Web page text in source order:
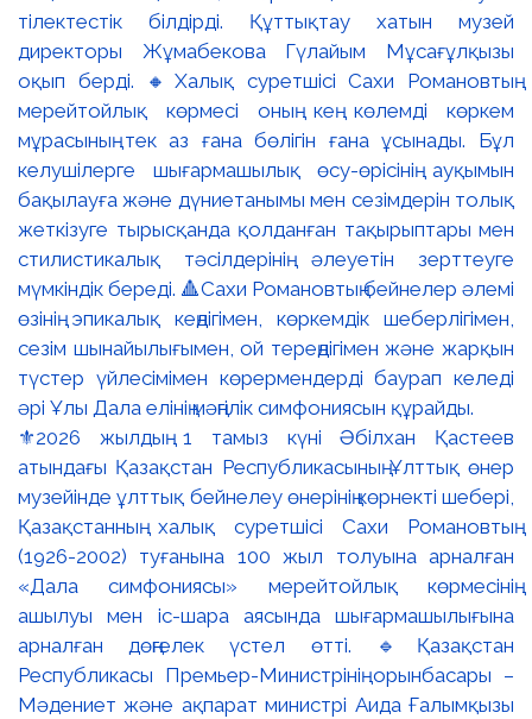
⚜️2026 жылдың 1 тамыз күні Әбілхан Қастеев
атындағы Қазақстан Республикасының Ұлттық өнер
музейінде ұлттық бейнелеу өнерінің көрнекті шебері,
Қазақстанның халық суретшісі Сахи Романовтың
(1926-2002) туғанына 100 жыл толуына арналған
«Дала симфониясы» мерейтойлық көрмесінің
ашылуы мен іс-шара аясында шығармашылығына
арналған дөңгелек үстел өтті. 🔹Қазақстан
Республикасы Премьер-Министрінің орынбасары –
Мәдениет және ақпарат министрі Аида Ғалымқызы